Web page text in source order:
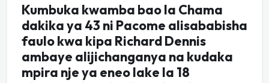
Kumbuka kwamba bao la Chama
dakika ya 43 ni Pacome alisababisha
faulo kwa kipa Richard Dennis
ambaye alijichanganya na kudaka
mpira nje ya eneo lake la 18